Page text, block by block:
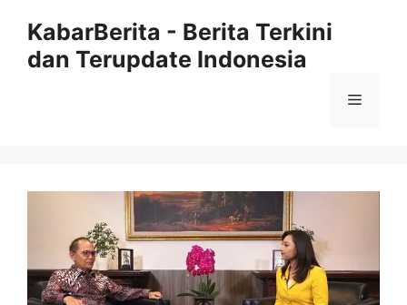
KabarBerita - Berita Terkini
dan Terupdate Indonesia
Menu